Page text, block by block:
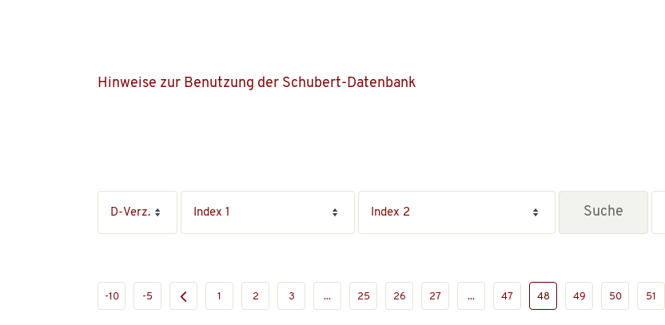
Hinweise zur Benutzung der Schubert-Datenbank
-10 -5 1 2 3 ... 25 26 27 ... 47 48 49 50 51